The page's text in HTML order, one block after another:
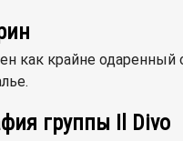
как крайне
группы Il Divo